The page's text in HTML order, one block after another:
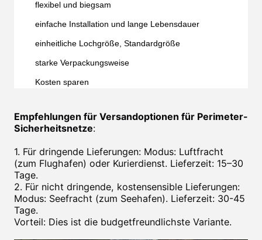
flexibel und biegsam
einfache Installation und lange Lebensdauer
einheitliche Lochgröße, Standardgröße
starke Verpackungsweise
Kosten sparen
Empfehlungen für Versandoptionen für Perimeter-
Sicherheitsnetze:
1. Für dringende Lieferungen: Modus: Luftfracht
(zum Flughafen) oder Kurierdienst. Lieferzeit: 15–30
Tage.
2. Für nicht dringende, kostensensible Lieferungen:
Modus: Seefracht (zum Seehafen). Lieferzeit: 30-45
Tage.
Vorteil: Dies ist die budgetfreundlichste Variante.